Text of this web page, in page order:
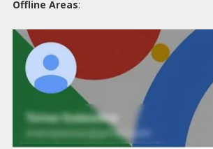
Offline Areas: